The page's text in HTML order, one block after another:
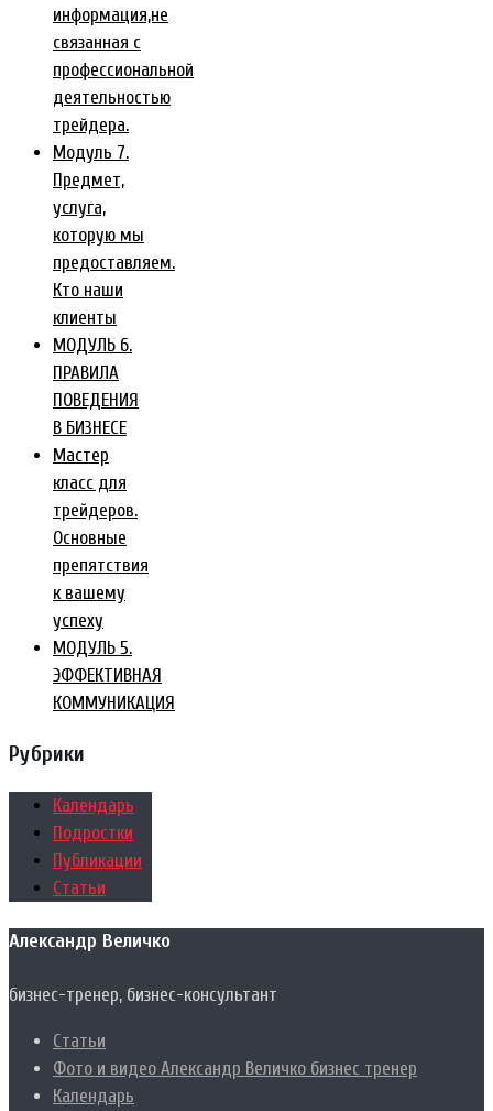
информация,не
связанная с
профессиональной
деятельностью
трейдера.
Модуль 7.
Предмет,
услуга,
которую мы
предоставляем.
Кто наши
клиенты
МОДУЛЬ 6.
ПРАВИЛА
ПОВЕДЕНИЯ
В БИЗНЕСЕ
Мастер
класс для
трейдеров.
Основные
препятствия
к вашему
успеху
МОДУЛЬ 5.
ЭФФЕКТИВНАЯ
КОММУНИКАЦИЯ
Рубрики
Календарь
Подростки
Публикации
Статьи
Александр Величко
бизнес-тренер, бизнес-консультант
Статьи
Фото и видео Александр Величко бизнес тренер
Календарь